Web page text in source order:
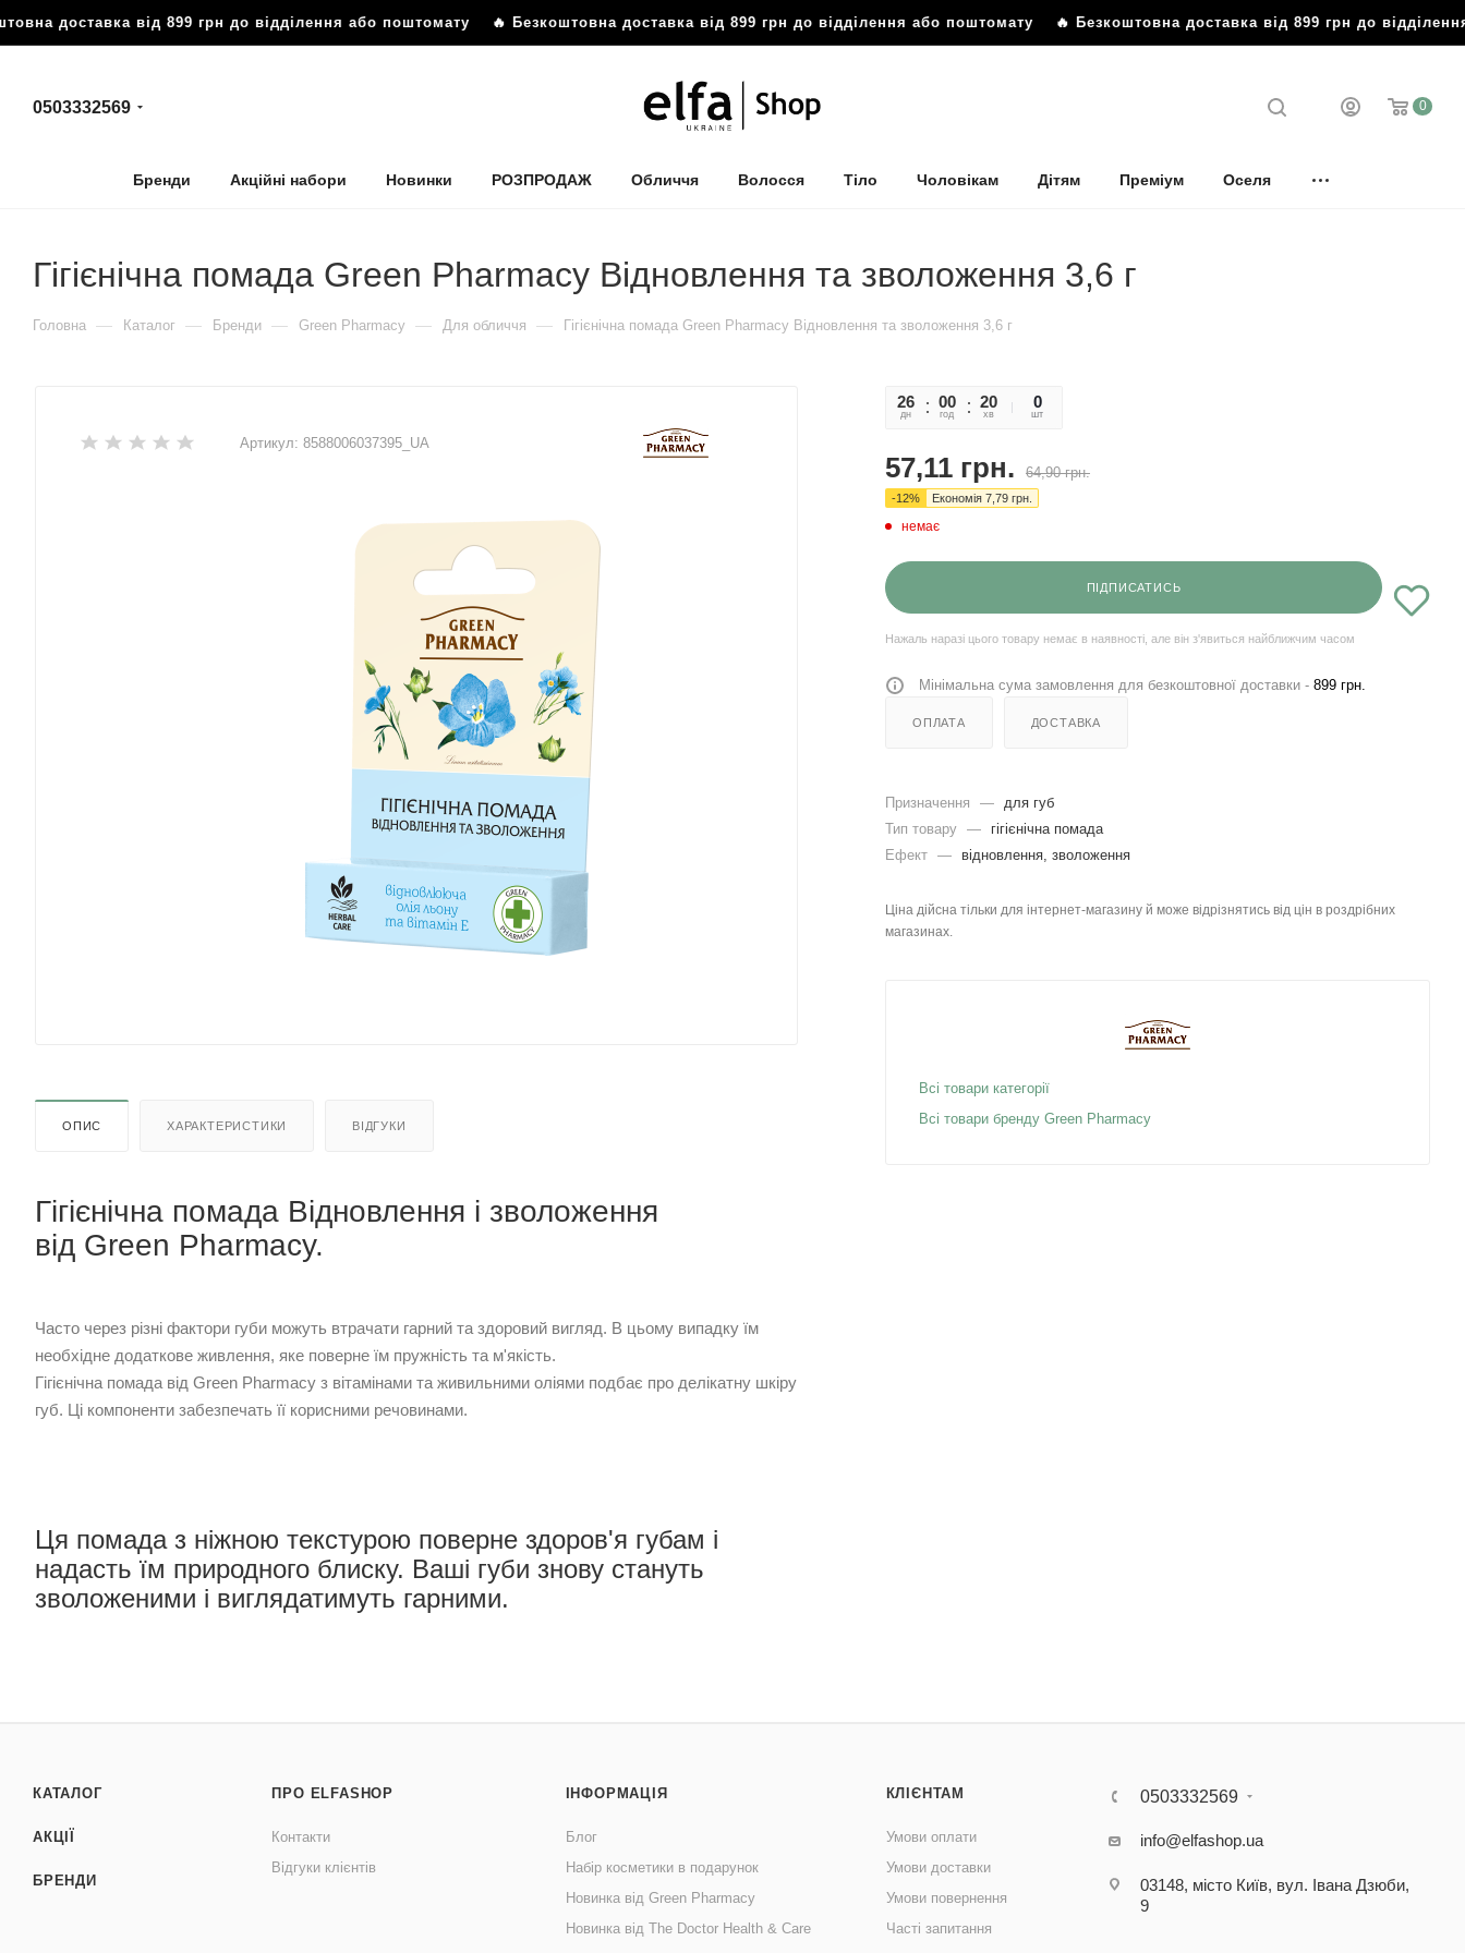
доставка від 899 грн до відділення або поштомату🔥 Безкоштовна доставка від 899 грн до відділення або поштомату🔥 Безкоштовна доставка від 899 грн до
0503332569 0
Бренди Акційні набори Новинки РОЗПРОДАЖ Обличчя Волосся Тіло Чоловікам Дітям Преміум Оселя
Гігієнічна помада Green Pharmacy Відновлення та зволоження 3,6 г
Головна — Каталог — Бренди — Green Pharmacy — Для обличчя — Гігієнічна помада Green Pharmacy Відновлення та зволоження 3,6 г
Артикул: 8588006037395_UA
ОПИС ХАРАКТЕРИСТИКИ ВІДГУКИ
Гігієнічна помада Відновлення і зволоження
від Green Pharmacy.
Часто через різні фактори губи можуть втрачати гарний та здоровий вигляд. В цьому випадку їм
необхідне додаткове живлення, яке поверне їм пружність та м'якість.
Гігієнічна помада від Green Pharmacy з вітамінами та живильними оліями подбає про делікатну шкіру
губ. Ці компоненти забезпечать її корисними речовинами.
Ця помада з ніжною текстурою поверне здоров'я губам і
надасть їм природного блиску. Ваші губи знову стануть
зволоженими і виглядатимуть гарними.
26
дн
00
год
20
хв
17
сек
0
шт
57,11 грн. 64,90грн.
-12% Економія 7,79 грн.
немає
ПІДПИСАТИСЬ
Нажаль наразі цього товару немає в наявності, але він з'явиться найближчим часом
Мінімальна сума замовлення для безкоштовної доставки - 899 грн.
ОПЛАТА ДОСТАВКА
Призначення —
для губ
Тип товару —
гігієнічна помада
Ефект — відновлення, зволоження
Ціна дійсна тільки для інтернет-магазину й може відрізнятись від цін в роздрібних
магазинах.
Всі товари категорії
Всі товари бренду Green Pharmacy
КАТАЛОГ
АКЦІЇ
БРЕНДИ
ПРО ELFASHOP
Контакти
Відгуки клієнтів
ІНФОРМАЦІЯ
Блог
Набір косметики в подарунок
Новинка від Green Pharmacy
Новинка від The Doctor Health & Care
КЛІЄНТАМ
Умови оплати
Умови доставки
Умови повернення
Часті запитання
0503332569
info@elfashop.ua
03148, місто Київ, вул. Івана Дзюби,
9